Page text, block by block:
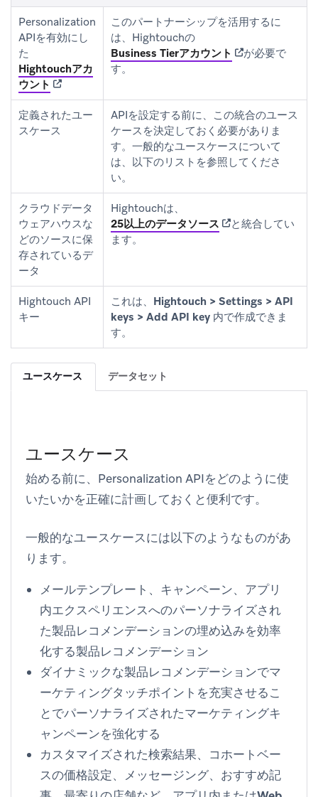
Personalization
APIを有効にし
た
Hightouchアカ
ウント (opens in new tab)
このパートナーシップを活用するに
は、Hightouchの
Business Tierアカウント (opens in new
が必要で
す。
定義されたユー
スケース
APIを設定する前に、この統合のユース
ケースを決定しておく必要がありま
す。一般的なユースケースについて
は、以下のリストを参照してくださ
い。
クラウドデータ
ウェアハウスな
どのソースに保
存されているデ
ータ
Hightouchは、
25以上のデータソース (opens in new tab)
と統合してい
ます。
Hightouch API
キー
これは、 Hightouch > Settings > API
keys > Add API key 内で作成できま
す。
ユースケース データセット
ユースケース
始める前に、Personalization APIをどのように使
いたいかを正確に計画しておくと便利です。
一般的なユースケースには以下のようなものがあ
ります。
メールテンプレート、キャンペーン、アプリ
内エクスペリエンスへのパーソナライズされ
た製品レコメンデーションの埋め込みを効率
化する製品レコメンデーション
ダイナミックな製品レコメンデーションでマ
ーケティングタッチポイントを充実させるこ
とでパーソナライズされたマーケティングキ
ャンペーンを強化する
カスタマイズされた検索結果、コホートベー
スの価格設定、メッセージング、おすすめ記